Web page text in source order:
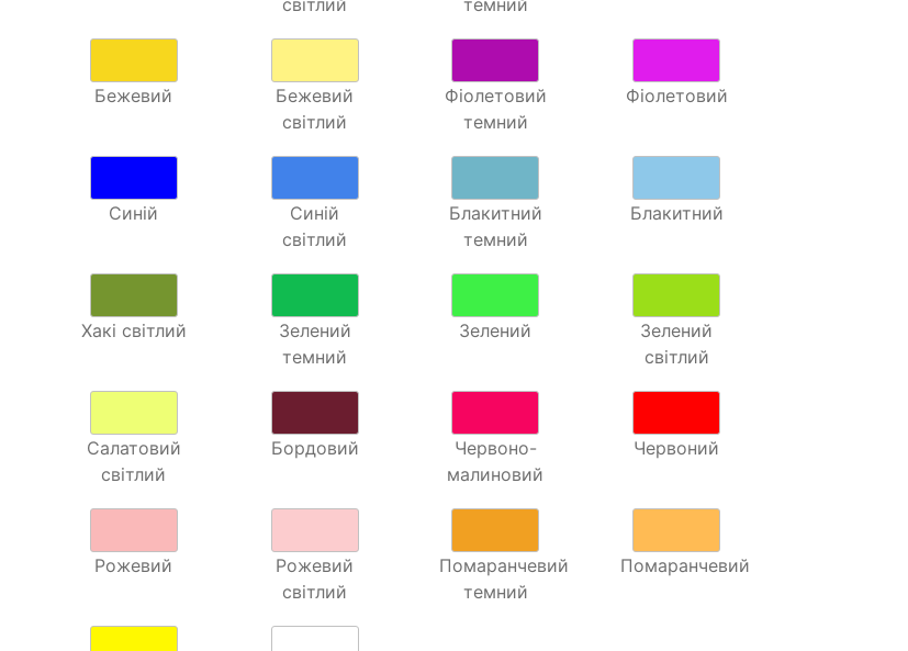
Бежевий
Бежевий
світлий
Фіолетовий
темний
Фіолетовий
Синій
Синій
світлий
Блакитний
темний
Блакитний
Хакі світлий
Зелений
темний
Зелений
Зелений
світлий
Салатовий
світлий
Бордовий
Червоно-
малиновий
Червоний
Рожевий
Рожевий
світлий
Помаранчевий
темний
Помаранчевий